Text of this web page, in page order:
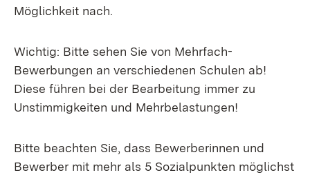
Möglichkeit nach.
Wichtig: Bitte sehen Sie von Mehrfach-
Bewerbungen an verschiedenen Schulen ab!
Diese führen bei der Bearbeitung immer zu
Unstimmigkeiten und Mehrbelastungen!
Bitte beachten Sie, dass Bewerberinnen und
Bewerber mit mehr als 5 Sozialpunkten möglichst